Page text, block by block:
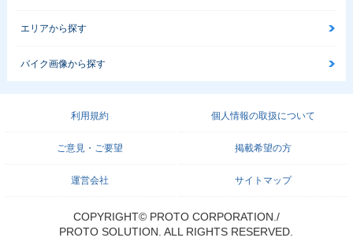
エリアから探す
バイク画像から探す
利用規約 個人情報の取扱について
ご意見・ご要望 掲載希望の方
運営会社 サイトマップ
COPYRIGHT© PROTO CORPORATION./
PROTO SOLUTION. ALL RIGHTS RESERVED.